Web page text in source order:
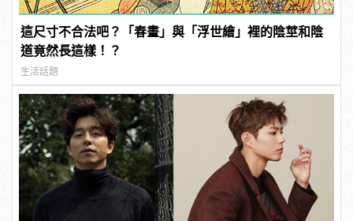
這尺寸不合法吧？「春畫」與「浮世繪」裡的陰莖和陰
道竟然長這樣！？
生活話題